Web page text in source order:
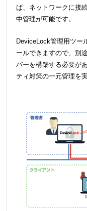
ば、ネットワークに接
中管理が可能です。
DeviceLock管理用ツー
ールできますので、別
バーを構築する必要が
ティ対策の一元管理を